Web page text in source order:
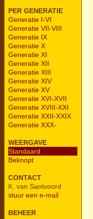
PER GENERATIE
Generatie I-VI
Generatie VII-VIII
Generatie IX
Generatie X
Generatie XI
Generatie XII
Generatie XIII
Generatie XIV
Generatie XV
Generatie XVI-XVII
Generatie XVIII-XXI
Generatie XXII-XXIX
Generatie XXX-
WEERGAVE
Standaard
Beknopt
CONTACT
K. van Santvoord
stuur een e-mail
BEHEER